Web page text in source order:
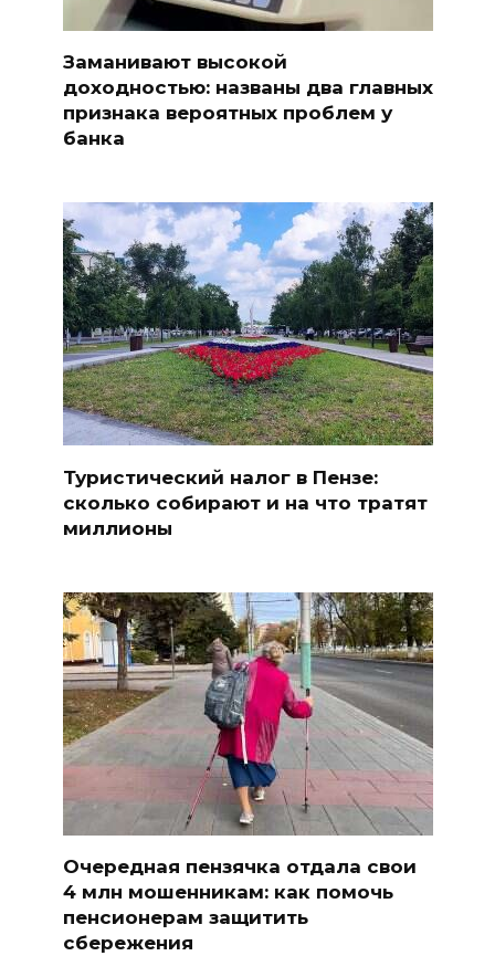
Заманивают высокой
доходностью: названы два главных
признака вероятных проблем у
банка
Туристический налог в Пензе:
сколько собирают и на что тратят
миллионы
Очередная пензячка отдала свои
4 млн мошенникам: как помочь
пенсионерам защитить
сбережения